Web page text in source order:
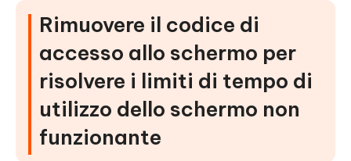
Rimuovere il codice di
accesso allo schermo per
risolvere i limiti di tempo di
utilizzo dello schermo non
funzionante